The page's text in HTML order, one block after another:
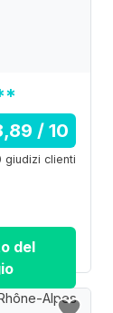
/ 10
giudizi clienti
del